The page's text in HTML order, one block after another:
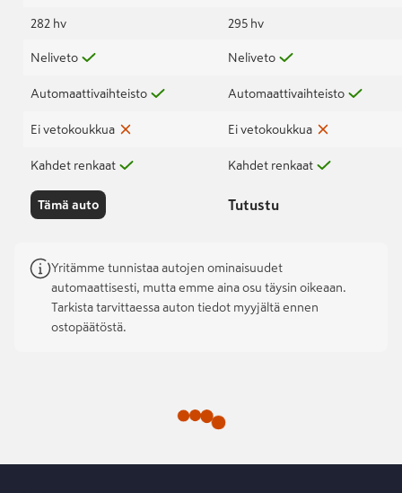
282 hv
Neliveto
Automaattivaihteisto
Ei vetokoukkua
Kahdet renkaat
Tämä auto
295 hv
Neliveto
Automaattivaihteisto
Ei vetokoukkua
Kahdet renkaat
Tutustu
Yritämme tunnistaa autojen ominaisuudet
automaattisesti, mutta emme aina osu täysin oikeaan.
Tarkista tarvittaessa auton tiedot myyjältä ennen
ostopäätöstä.